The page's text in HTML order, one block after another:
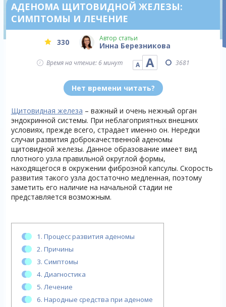
АДЕНОМА ЩИТОВИДНОЙ ЖЕЛЕЗЫ:
СИМПТОМЫ И ЛЕЧЕНИЕ
330 Автор статьи
Инна Березникова
Время на чтение: 6 минут А А 3681
Нет времени читать?
Щитовидная железа – важный и очень нежный орган
эндокринной системы. При неблагоприятных внешних
условиях, прежде всего, страдает именно он. Нередки
случаи развития доброкачественной аденомы
щитовидной железы. Данное образование имеет вид
плотного узла правильной округлой формы,
находящегося в окружении фиброзной капсулы. Скорость
развития такого узла достаточно медленная, поэтому
заметить его наличие на начальной стадии не
представляется возможным.
1. Процесс развития аденомы
2. Причины
3. Симптомы
4. Диагностика
5. Лечение
6. Народные средства при аденоме